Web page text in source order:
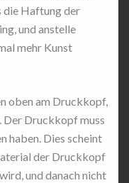
die Haftung der
und anstelle
mehr Kunst
oben am Druckkopf,
Der Druckkopf muss
haben. Dies scheint
der Druckkopf
und danach nicht